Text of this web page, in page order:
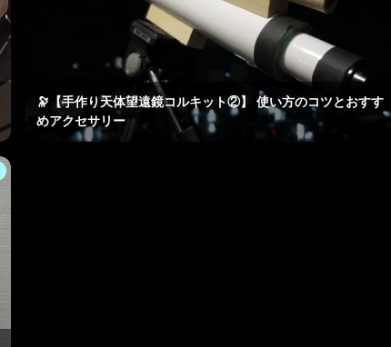
🔭【手作り天体望遠鏡コルキット②】 使い方のコツとおすす
めアクセサリー